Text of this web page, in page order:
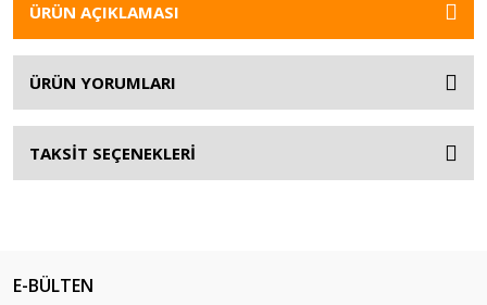
ÜRÜN AÇIKLAMASI
ÜRÜN YORUMLARI
TAKSİT SEÇENEKLERİ
E-BÜLTEN